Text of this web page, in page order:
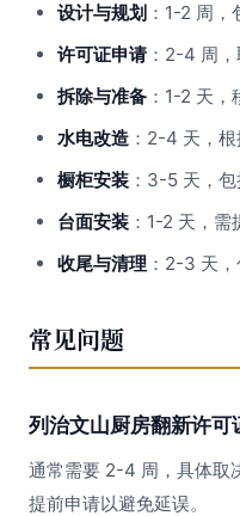
设计与规划 ：1-2 周，
许可证申请 ：2-4 周，
拆除与准备 ：1-2 天，
水电改造 ：2-4 天，根
橱柜安装 ：3-5 天，
台面安装 ：1-2 天，需
收尾与清理 ：2-3 天
常见问题
列治文山厨房翻新许可
通常需要 2-4 周，具体取
提前申请以避免延误。